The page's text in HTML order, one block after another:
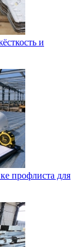
и
профлиста для